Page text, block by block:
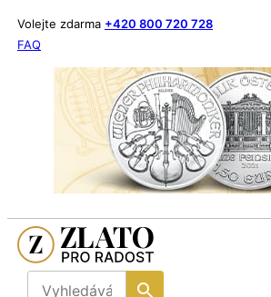
Volejte zdarma +420 800 720 728
FAQ